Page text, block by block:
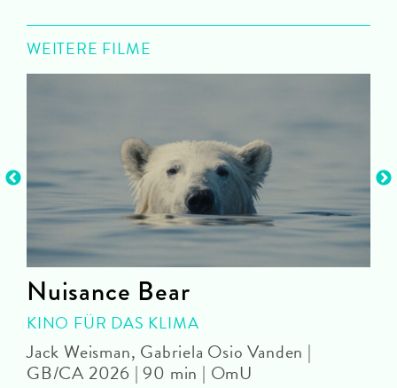
WEITERE FILME
Nuisance Bear
KINO FÜR DAS KLIMA
Jack Weisman, Gabriela Osio Vanden |
GB/CA 2026 | 90 min | OmU